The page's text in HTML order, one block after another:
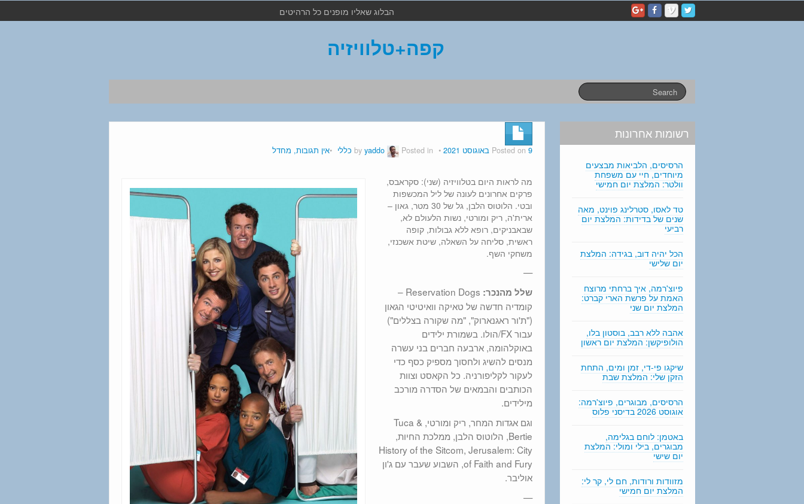
e
הבלוג שאליו מופנים כל הרהיטים
קפה+טלוויזיה
Posted on 9 באוגוסט 2021 yaddo Posted in כללי אין תגובות, מחדל
מה לראות היום בטלוויזיה (שני): סקראבס,
פרקים אחרונים לעונה של ליל המכשפות
ובטי. הלוטוס הלבן, גל של 30 מטר, גאון –
ארית'ה, ריק ומורטי, נשות הלעולם לא,
שבאבניקים, רופא ללא גבולות, קופה
ראשית, סליחה על השאלה, שיטת אשכנזי,
משחקי השף.
—
שלל מהנכר:
Reservation Dogs –
קומדיה חדשה של טאיקה וואיטיטי הגאון
("ת'ור ראגנארוק", "מה שקורה בצללים")
עבור FX/הולו. בשמורת ילידים
באוקלהומה, ארבעה חברים בני עשרה
מנסים להשיג ולחסוך מספיק כסף כדי
לעקור לקליפורניה. כל הקאסט וצוות
הכותבים והבמאים של הסדרה מורכב
מילידים.
וגם אגדות המחר, ריק ומורטי, Tuca &
Bertie, הלוטוס הלבן, ממלכת החיות,
History of the Sitcom, Jerusalem: City
of Faith and Fury, השבוע שעבר עם ג'ון
אוליבר.
—
רשומות אחרונות
הרסיסים, הלביאות מבצעים
מיוחדים, חיי עם משפחת
וולטר: המלצת יום חמישי
טד לאסו, סטרלינג פוינט, מאה
שנים של בדידות: המלצת יום
רביעי
הכל יהיה דוב, בגידה: המלצת
יום שלישי
פיוצ'רמה, איך ברחתי מרוצח
האמת על פרשת הארי קברט:
המלצת יום שני
אהבה ללא רבב, בוסטון בלו,
הולופיקשן: המלצת יום ראשון
שיקגו פי-די, זמן ומים, התחת
הזקן שלי: המלצת שבת
הרסיסים, מבוגרים, פיוצ'רמה:
אוגוסט 2026 בדיסני פלוס
באטמן: לוחם בגלימה,
מבוגרים, בילי ומולי: המלצת
יום שישי
מזוודות ורודות, חם לי, קר לי:
המלצת יום חמישי